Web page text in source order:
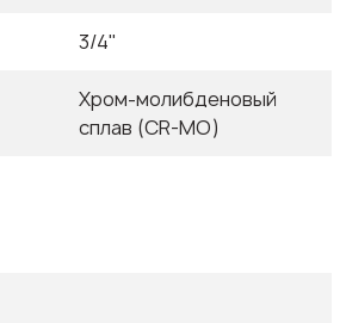
3/4"
Хром-молибденовый
сплав (CR-MO)